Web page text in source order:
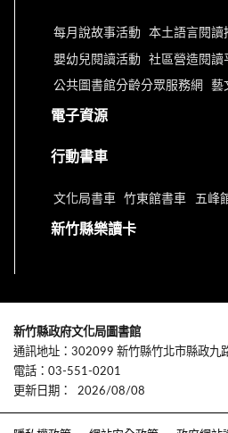
每月說故事活動 本土語言閱讀
嬰幼兒閱讀活動 社區營造閱讀
公共圖書館分齡分眾服務網 藝
電子資源
行動書車
文化局書車 竹東館書車 五峰
新竹縣樂讀卡
新竹縣政府文化局圖書館
通訊地址：302099 新竹縣竹北市縣政九
電話：03-551-0201
更新日期：
2026/08/08